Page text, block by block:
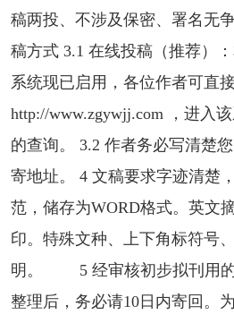
稿两投、不涉及保密、署名
稿方式 3.1 在线投稿（推荐）
系统现已启用，各位作者可直
http://www.zgywjj.com ，进入
的查询。 3.2 作者务必写清楚
寄地址。 4 文稿要求字迹清楚
范，储存为WORD格式。英文
印。特殊文种、上下角标符号
明。 5 经审核初步拟刊用的
整理后，务必请10日内寄回。